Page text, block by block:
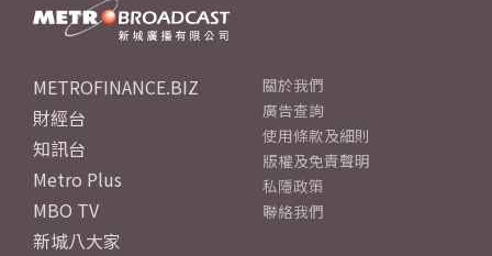
METROFINANCE.BIZ
財經台
知訊台
Metro Plus
MBO TV
新城八大家
關於我們
廣告查詢
使用條款及細則
版權及免責聲明
私隱政策
聯絡我們